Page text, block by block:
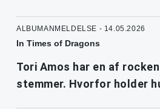
ALBUMANMELDELSE - 14.05.2026
In Times of Dragons
Tori Amos har en af
stemmer. Hvorfor holder